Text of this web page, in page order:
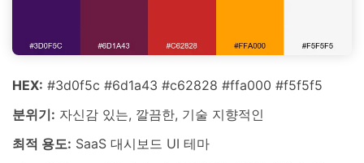
HEX: #3d0f5c #6d1a43 #c62828 #ffa000 #f5f5f5
분위기: 자신감 있는, 깔끔한, 기술 지향적인
최적 용도: SaaS 대시보드 UI 테마